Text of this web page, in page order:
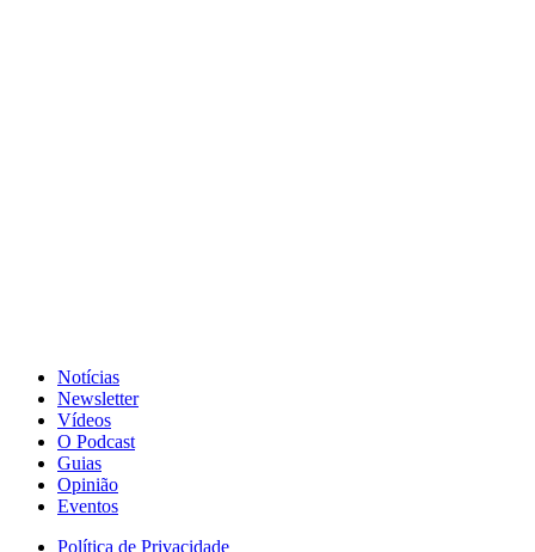
Notícias
Newsletter
Vídeos
O Podcast
Guias
Opinião
Eventos
Política de Privacidade